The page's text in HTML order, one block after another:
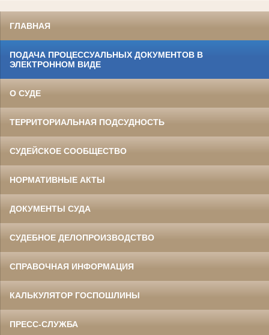
ГЛАВНАЯ
ПОДАЧА ПРОЦЕССУАЛЬНЫХ ДОКУМЕНТОВ В
ЭЛЕКТРОННОМ ВИДЕ
О СУДЕ
ТЕРРИТОРИАЛЬНАЯ ПОДСУДНОСТЬ
СУДЕЙСКОЕ СООБЩЕСТВО
НОРМАТИВНЫЕ АКТЫ
ДОКУМЕНТЫ СУДА
СУДЕБНОЕ ДЕЛОПРОИЗВОДСТВО
СПРАВОЧНАЯ ИНФОРМАЦИЯ
КАЛЬКУЛЯТОР ГОСПОШЛИНЫ
ПРЕСС-СЛУЖБА